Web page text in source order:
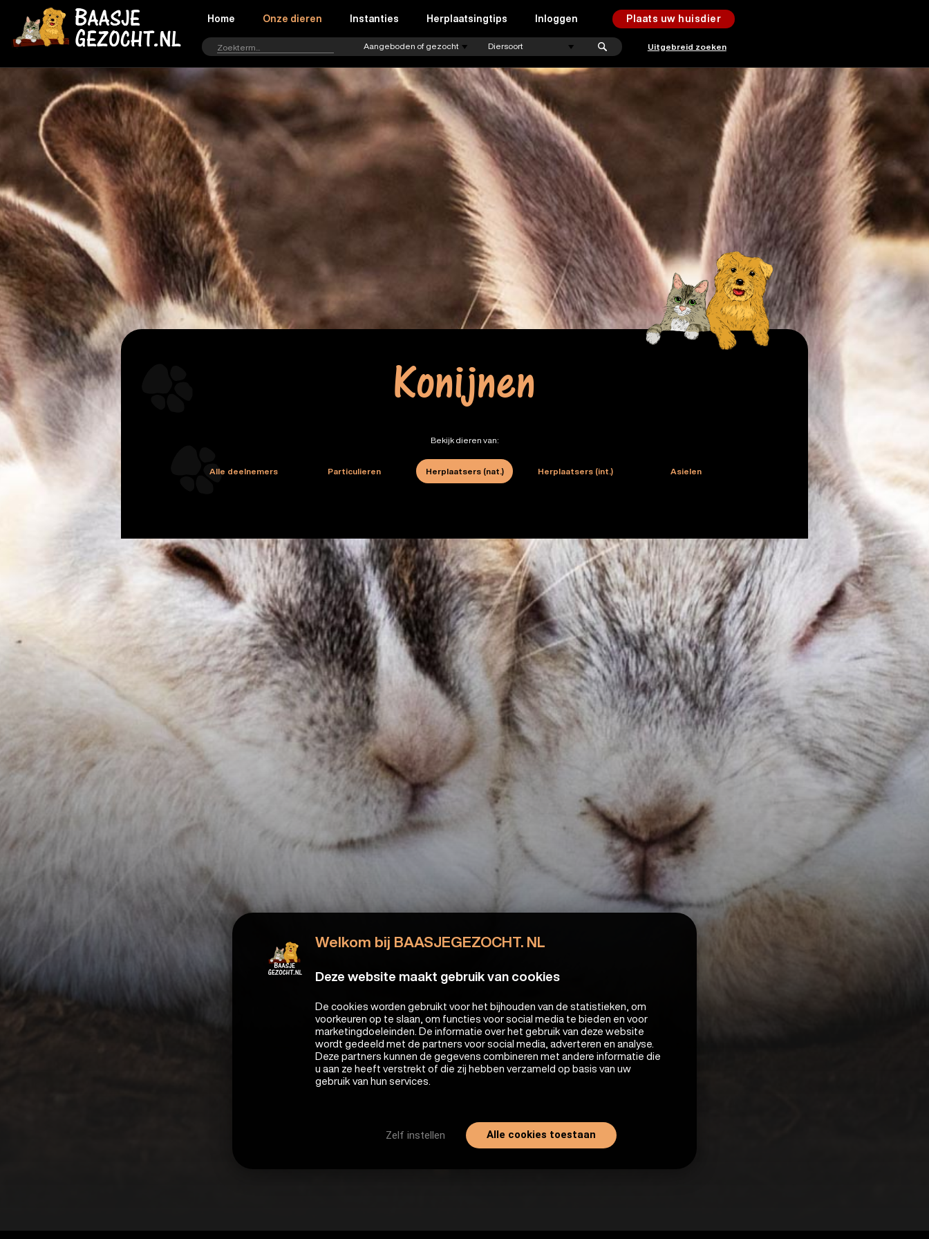
Welkom bij BAASJEGEZOCHT. NL
Deze website maakt gebruik van cookies
De cookies worden gebruikt voor het bijhouden van de statistieken, om
voorkeuren op te slaan, om functies voor social media te bieden en voor
marketingdoeleinden. De informatie over het gebruik van deze website
wordt gedeeld met de partners voor social media, adverteren en analyse.
Deze partners kunnen de gegevens combineren met andere informatie die
u aan ze heeft verstrekt of die zij hebben verzameld op basis van uw
gebruik van hun services.
Zelf instellen Alle cookies toestaan
Home Onze dieren Instanties Herplaatsingtips Inloggen Plaats uw huisdier
Uitgebreid zoeken
Konijnen
Bekijk dieren van:
Alle deelnemers Particulieren Herplaatsers (nat.) Herplaatsers (int.) Asielen